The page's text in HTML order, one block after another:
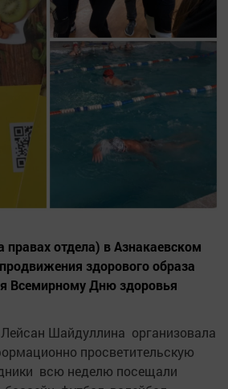
правах отдела) в Азнакаевском
здорового образа
Всемирному Дню здоровья
Шайдуллина организовала
просветительскую
всю неделю посещали